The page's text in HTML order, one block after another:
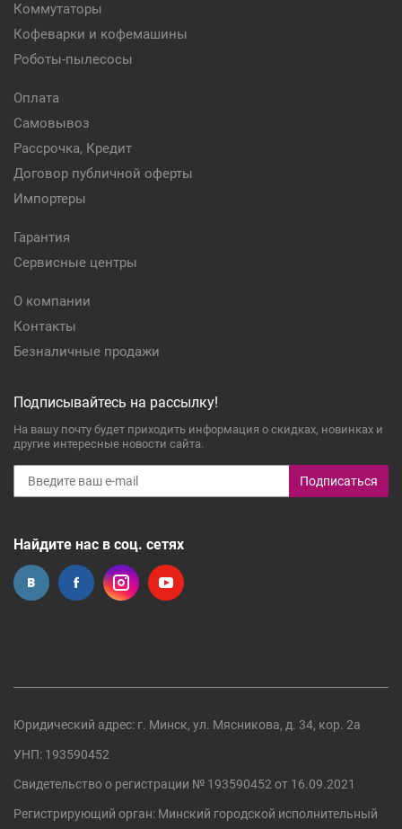
Коммутаторы
Кофеварки и кофемашины
Роботы-пылесосы
Оплата
Самовывоз
Рассрочка, Кредит
Договор публичной оферты
Импортеры
Гарантия
Сервисные центры
О компании
Контакты
Безналичные продажи
Подписывайтесь на рассылку!
На вашу почту будет приходить информация о скидках, новинках и
другие интересные новости сайта.
Подписаться
Найдите нас в соц. сетях
Юридический адрес: г. Минск, ул. Мясникова, д. 34, кор. 2а
УНП: 193590452
Свидетельство о регистрации № 193590452 от 16.09.2021
Регистрирующий орган: Минский городской исполнительный